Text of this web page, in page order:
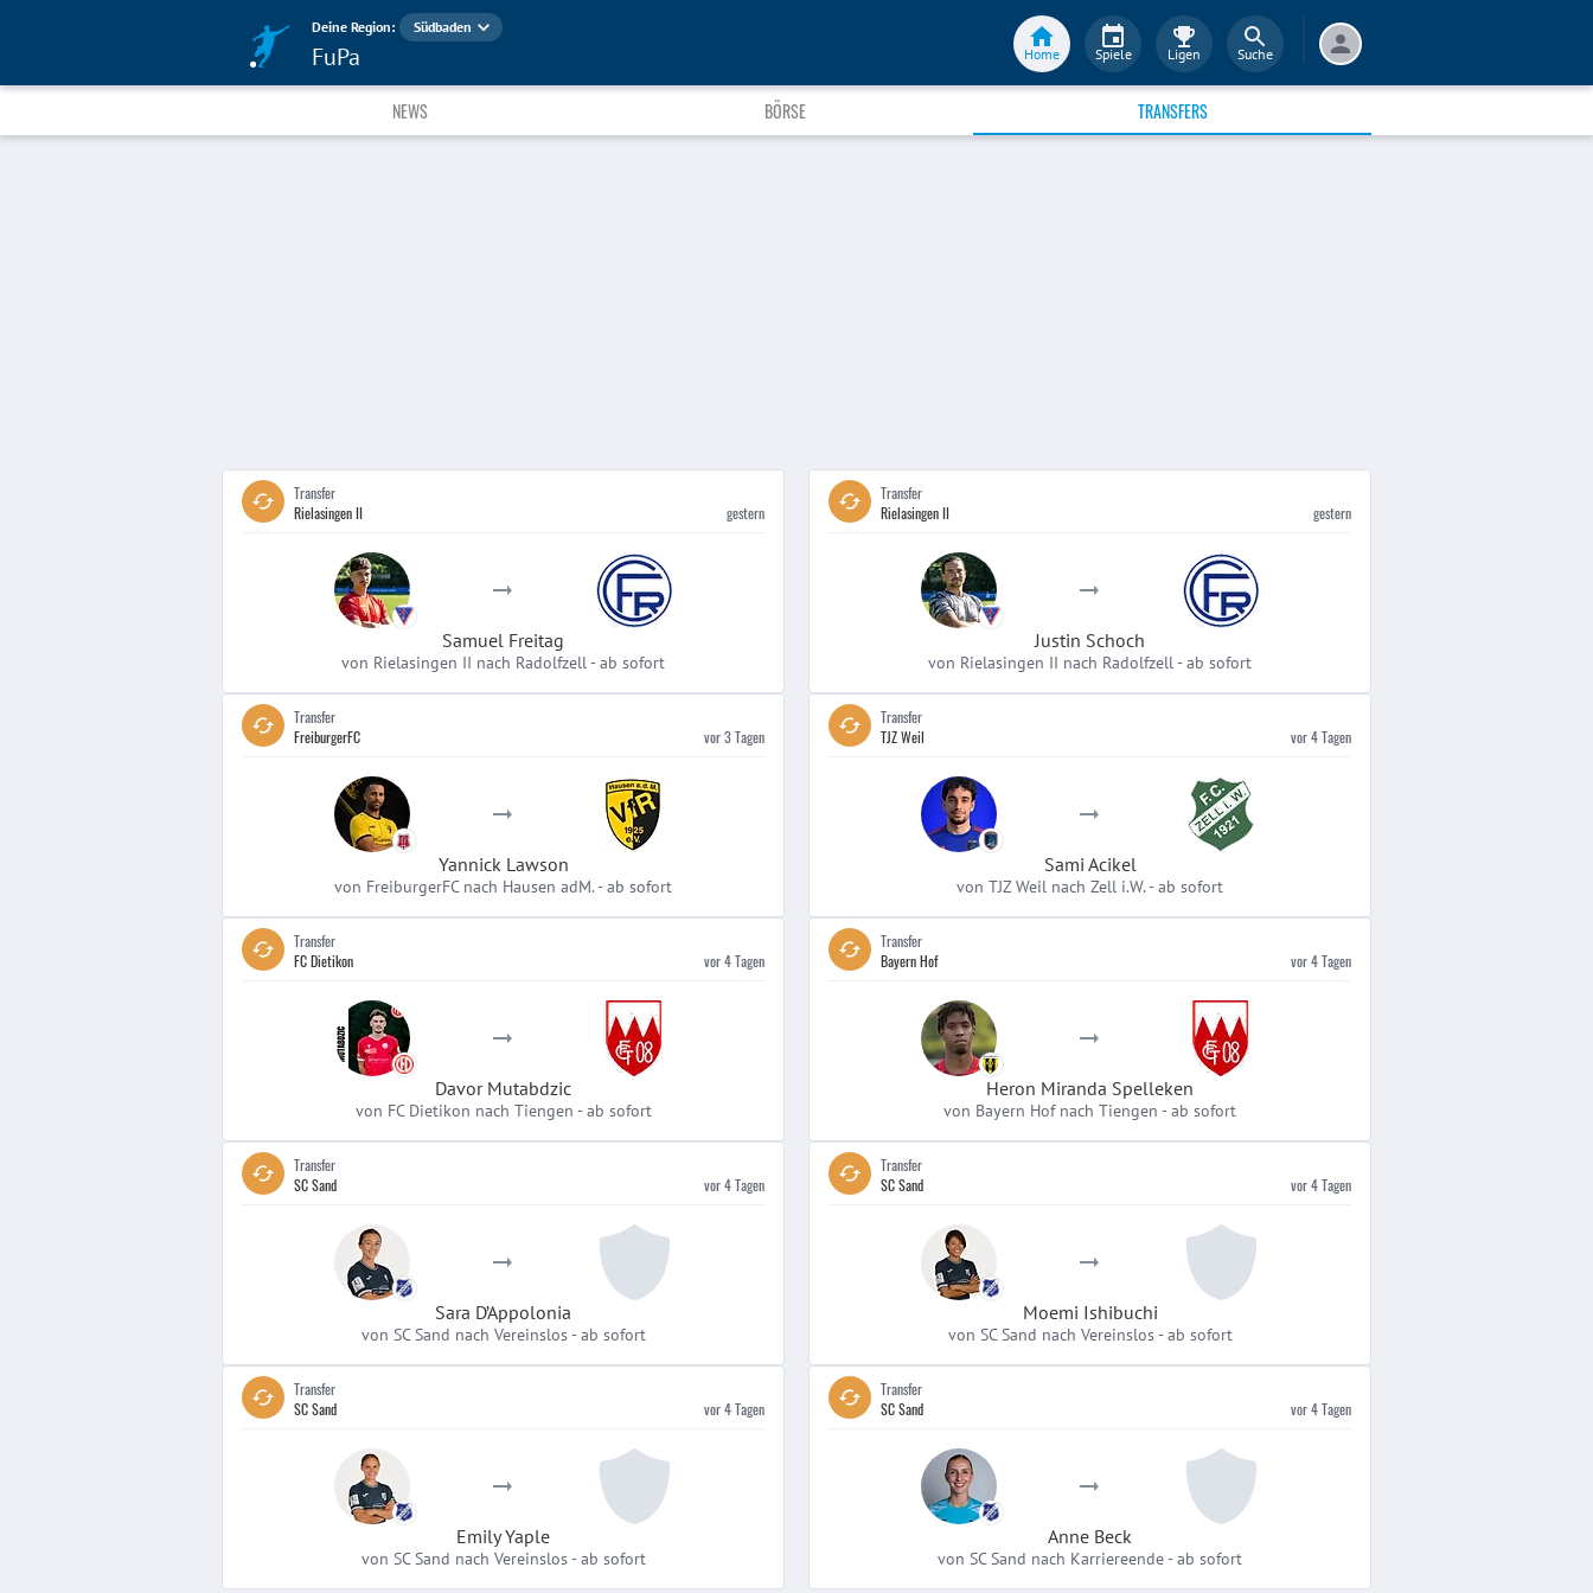
Deine Region: Südbaden
FuPa Home Spiele Ligen Suche
NEWS BÖRSE TRANSFERS
Transfer
Rielasingen II
gestern
Samuel Freitag
von Rielasingen II nach Radolfzell-ab sofort
Transfer
Rielasingen II
gestern
Justin Schoch
von Rielasingen II nach Radolfzell-ab sofort
Transfer
FreiburgerFC
vor 3 Tagen
Yannick Lawson
von FreiburgerFC nach Hausen adM.-ab sofort
Transfer
TJZ Weil
vor 4 Tagen
Sami Acikel
von TJZ Weil nach Zell i.W.-ab sofort
Transfer
FC Dietikon
vor 4 Tagen
Davor Mutabdzic
von FC Dietikon nach Tiengen -ab sofort
Transfer
Bayern Hof
vor 4 Tagen
Heron Miranda Spelleken
von Bayern Hof nach Tiengen -ab sofort
Transfer
SC Sand
vor 4 Tagen
Sara D’Appolonia
von SC Sand nach Vereinslos-ab sofort
Transfer
SC Sand
vor 4 Tagen
Moemi Ishibuchi
von SC Sand nach Vereinslos-ab sofort
Transfer
SC Sand
vor 4 Tagen
Emily Yaple
von SC Sand nach Vereinslos-ab sofort
Transfer
SC Sand
vor 4 Tagen
Anne Beck
von SC Sand nach Karriereende-ab sofort